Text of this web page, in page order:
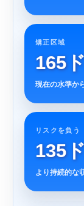
矯正区域
165
現在の水準か
リスクを負う
135
より持続的な